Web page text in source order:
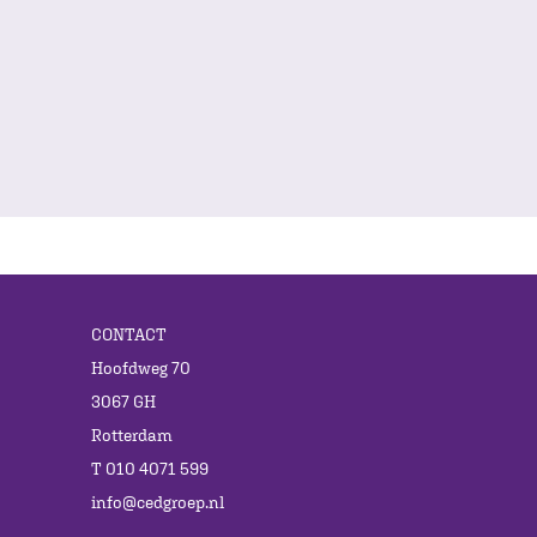
CONTACT
Hoofdweg 70
3067 GH
Rotterdam
T 010 4071 599
info@cedgroep.nl